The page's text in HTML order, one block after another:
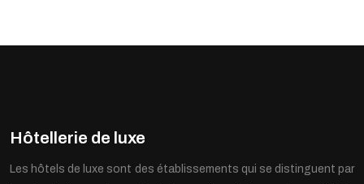
Hôtellerie de luxe
Les hôtels de luxe sont des établissements qui se distinguent par